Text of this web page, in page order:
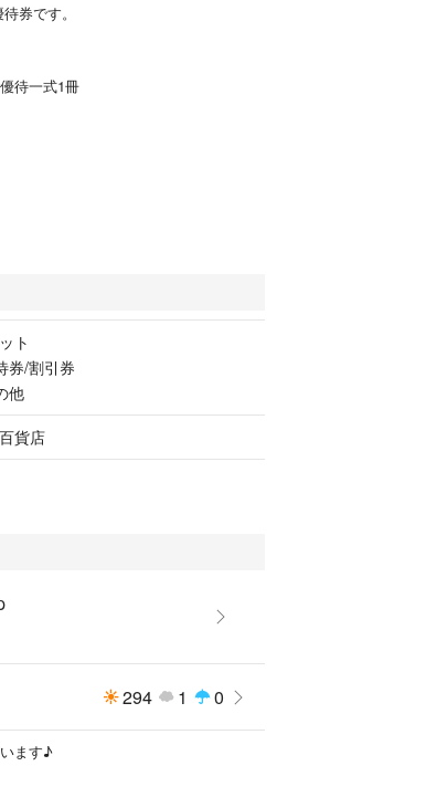
券です。
待一式1冊
ト
券/割引券
他
貨店
294 1 0
ます♪